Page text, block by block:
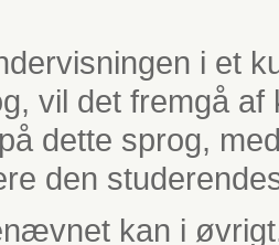
i et
vil det fremgå
dette sprog,
den
kan i